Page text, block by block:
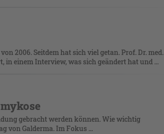
2006. Seitdem hat sich viel getan. Prof. Dr. med.
einem Interview, was sich geändert hat und ...
gebracht werden können. Wie wichtig
von Galderma. Im Fokus ...